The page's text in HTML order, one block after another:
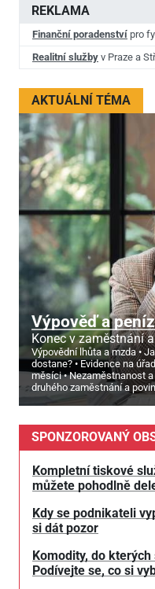
REKLAMA
Finanční poradenství pro
Realitní služby v Praze a
AKTUÁLNÍ TÉMA
Výpověď a
Konec v zaměstnání
Výpovědní lhůta a mzda
dostane?
Evidence na
měsíci
Nezaměstnanost
druhého zaměstnání a
SPONZOROVANÝ
Kompletní tiskové
můžete pohodlně
Kdy se podnikateli
si dát pozor
Komodity, do
Podívejte se, co si